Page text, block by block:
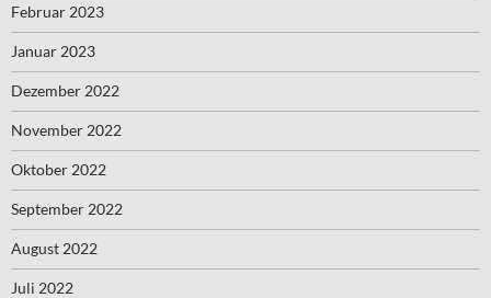
Februar 2023
Januar 2023
Dezember 2022
November 2022
Oktober 2022
September 2022
August 2022
Juli 2022